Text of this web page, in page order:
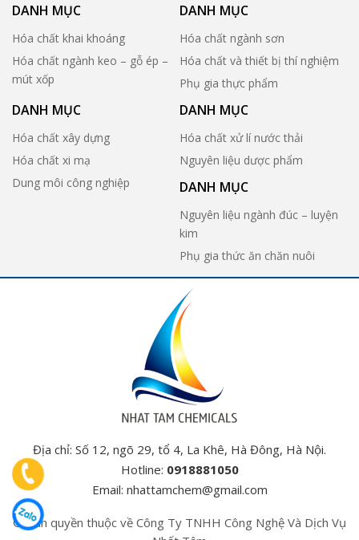
DANH MỤC
Hóa chất khai khoáng
Hóa chất ngành keo – gỗ ép –
mút xốp
DANH MỤC
Hóa chất ngành sơn
Hóa chất và thiết bị thí nghiệm
Phụ gia thực phẩm
DANH MỤC
Hóa chất xây dựng
Hóa chất xi mạ
Dung môi công nghiệp
DANH MỤC
Hóa chất xử lí nước thải
Nguyên liệu dược phẩm
DANH MỤC
Nguyên liệu ngành đúc – luyện
kim
Phụ gia thức ăn chăn nuôi
Địa chỉ: Số 12, ngõ 29, tổ 4, La Khê, Hà Đông, Hà Nội.
Hotline: 0918881050
Email: nhattamchem@gmail.com
© Bản quyền thuộc về Công Ty TNHH Công Nghệ Và Dịch Vụ